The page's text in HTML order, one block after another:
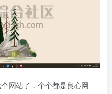
网站了，个个都是良心网